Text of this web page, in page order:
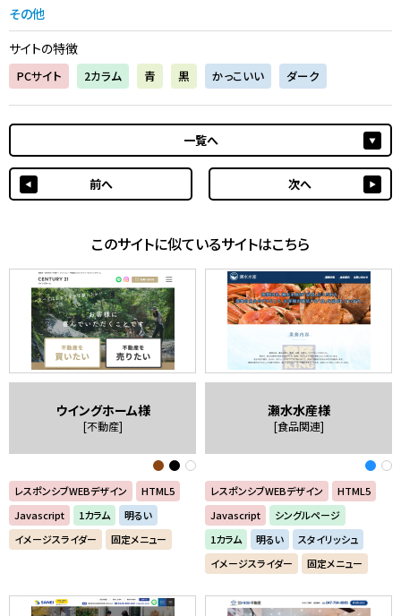
その他
サイトの特徴
PCサイト 2カラム 青 黒 かっこいい ダーク
前へ
一覧へ
次へ
このサイトに似ているサイトはこちら
ウイングホーム様
[不動産]
レスポンシブWEBデザイン
HTML5
Javascript
1カラム
明るい
イメージスライダー
固定メニュー
瀬水水産様
[食品関連]
レスポンシブWEBデザイン
HTML5
Javascript
シングルページ
1カラム
明るい
スタイリッシュ
イメージスライダー
固定メニュー